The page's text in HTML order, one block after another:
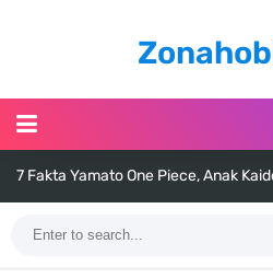
7 Fakta Yamato One Piece, Anak